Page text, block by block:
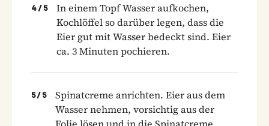
4 / 5
In einem Topf Wasser aufkochen,
Kochlöffel so darüber legen, dass die
Eier gut mit Wasser bedeckt sind. Eier
ca. 3 Minuten pochieren.
5/ 5
Spinatcreme anrichten. Eier aus dem
Wasser nehmen, vorsichtig aus der